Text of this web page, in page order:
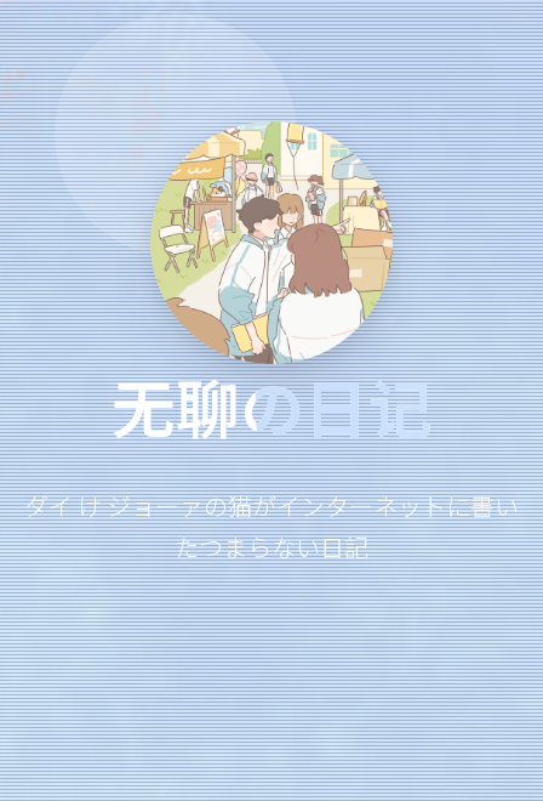
无聊の日记
ダイ け ジョーァの猫がインターネットに書い
たつまらない日記